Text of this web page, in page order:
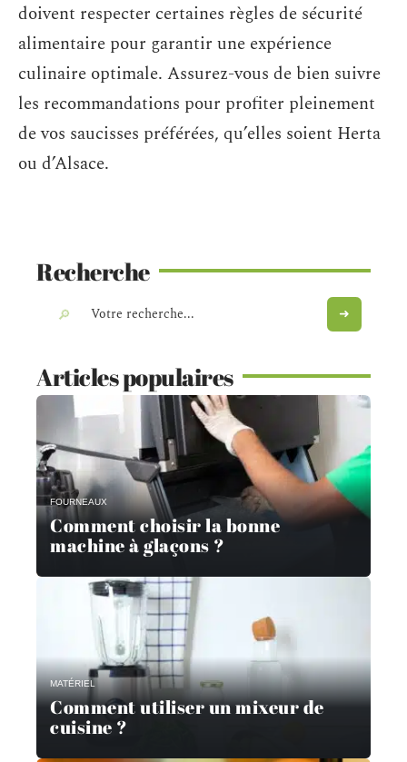
doivent respecter certaines règles de sécurité
alimentaire pour garantir une expérience
culinaire optimale. Assurez-vous de bien suivre
les recommandations pour profiter pleinement
de vos saucisses préférées, qu’elles soient Herta
ou d’Alsace.
Recherche
Articles populaires
FOURNEAUX
Comment choisir la bonne
machine à glaçons ?
MATÉRIEL
Comment utiliser un mixeur de
cuisine ?